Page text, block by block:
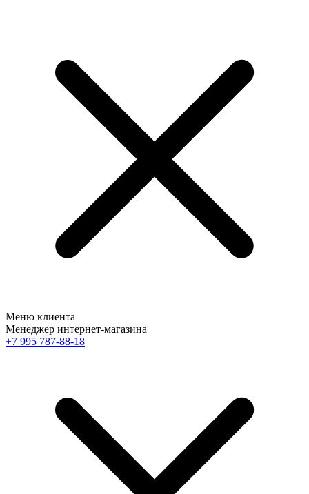
Меню клиента
Менеджер интернет-магазина
+7 995 787-88-18